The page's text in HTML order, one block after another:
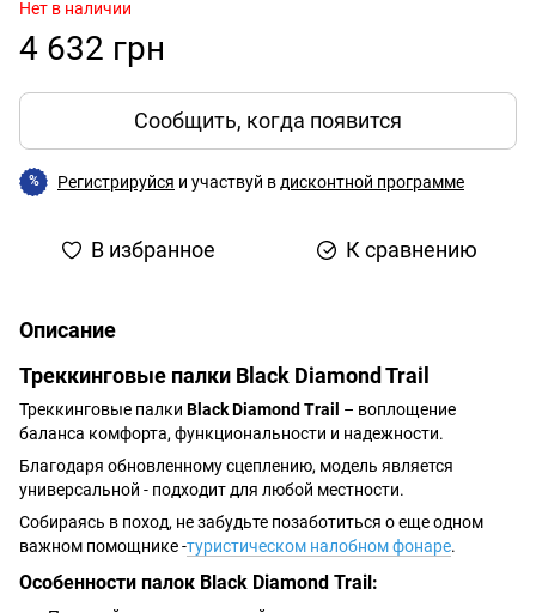
Нет в наличии
4 632 грн
Сообщить, когда появится
% Регистрируйся и участвуй в дисконтной программе
В избранное К сравнению
Описание
Треккинговые палки Black Diamond Trail
Треккинговые палки Black Diamond Trail – воплощение
баланса комфорта, функциональности и надежности.
Благодаря обновленному сцеплению, модель является
универсальной - подходит для любой местности.
Собираясь в поход, не забудьте позаботиться о еще одном
важном помощнике -туристическом налобном фонаре.
Особенности палок Black Diamond Trail: